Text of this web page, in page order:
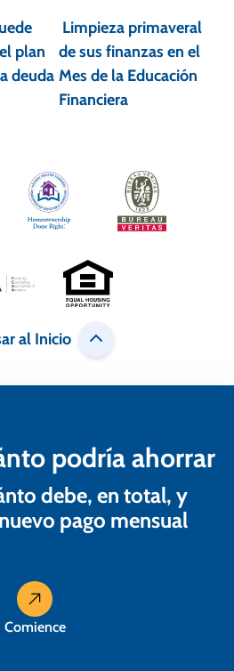
plan
deuda
Limpieza primaveral
de sus finanzas en el
Mes de la Educación
Financiera
al Inicio
podría ahorrar
debe, en total, y
pago mensual
Comience